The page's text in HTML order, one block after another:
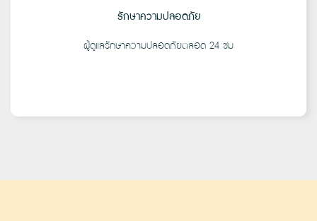
รักษาความปลอดภัย
ผู้ดูแลรักษาความปลอดภัยตลอด 24 ชม